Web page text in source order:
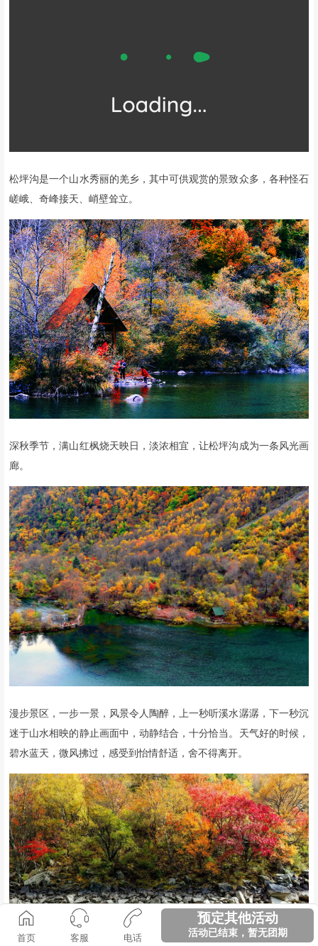
*图 往年活动实拍
当九寨沟王者归来，却因限流抢不到票的时候，不如去松坪沟， 让它
来填满你对秋色山水的想象。
▲往期活动实拍
蓝天、白云、湖泊、碧波……自然景观中该有的，松坪沟一点儿也不
少。
当秋天的风拂过，这里开始变得五彩斑斓，彩林似火，相映成趣，它
在大自然的勾勒下，开始作出一幅精妙的油画，步步皆是景。
首页 客服 电话
预定其他活动
活动已结束，暂无团期